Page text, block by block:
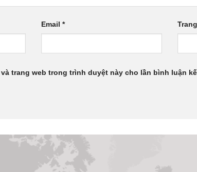
Email *
trang web trong trình duyệt này cho lần bình luận